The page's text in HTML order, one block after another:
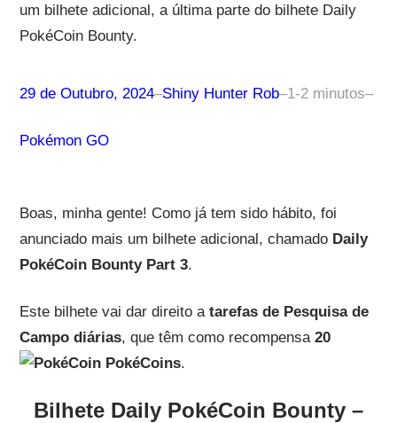
um bilhete adicional, a última parte do bilhete Daily
PokéCoin Bounty.
29 de Outubro, 2024–Shiny Hunter Rob–1-2 minutos–
Pokémon GO
Boas, minha gente! Como já tem sido hábito, foi
anunciado mais um bilhete adicional, chamado Daily
PokéCoin Bounty Part 3.
Este bilhete vai dar direito a tarefas de Pesquisa de
Campo diárias, que têm como recompensa 20
PokéCoins.
Bilhete Daily PokéCoin Bounty –